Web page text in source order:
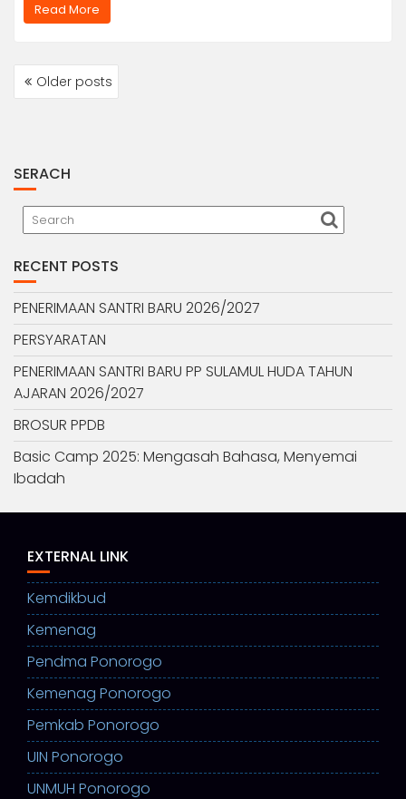
Read More
POSTS
NAVIGATION
Older posts
SERACH
RECENT POSTS
PENERIMAAN SANTRI BARU 2026/2027
PERSYARATAN
PENERIMAAN SANTRI BARU PP SULAMUL HUDA TAHUN
AJARAN 2026/2027
BROSUR PPDB
Basic Camp 2025: Mengasah Bahasa, Menyemai
Ibadah
EXTERNAL LINK
Kemdikbud
Kemenag
Pendma Ponorogo
Kemenag Ponorogo
Pemkab Ponorogo
UIN Ponorogo
UNMUH Ponorogo